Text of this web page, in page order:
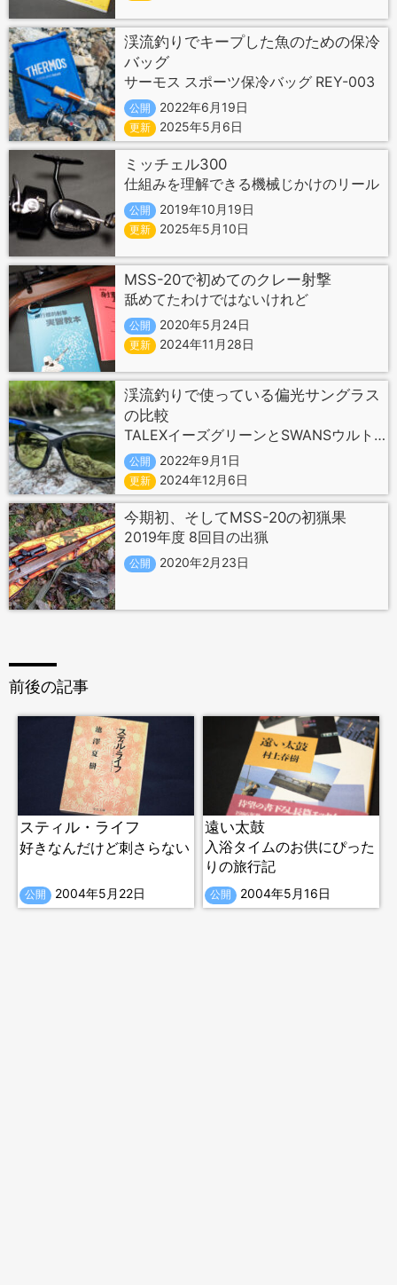
渓流釣りでキープした魚のための保冷
バッグ
サーモス スポーツ保冷バッグ REY-003
公開 2022年6月19日
更新 2025年5月6日
ミッチェル300
仕組みを理解できる機械じかけのリール
公開 2019年10月19日
更新 2025年5月10日
MSS-20で初めてのクレー射撃
舐めてたわけではないけれど
公開 2020年5月24日
更新 2024年11月28日
渓流釣りで使っている偏光サングラス
の比較
TALEXイーズグリーンとSWANSウルトラライトグリーン
公開 2022年9月1日
更新 2024年12月6日
今期初、そしてMSS-20の初猟果
2019年度 8回目の出猟
公開 2020年2月23日
前後の記事
スティル・ライフ
好きなんだけど刺さらない
公開 2004年5月22日
遠い太鼓
入浴タイムのお供にぴった
りの旅行記
公開 2004年5月16日